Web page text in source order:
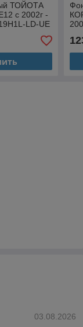
ТОЙОТА
с 2002г -
LD-UE
03.08.2026